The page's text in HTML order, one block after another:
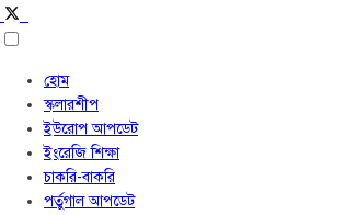
হোম
স্কলারশীপ
ইউরোপ আপডেট
ইংরেজি শিক্ষা
চাকরি-বাকরি
পর্তুগাল আপডেট